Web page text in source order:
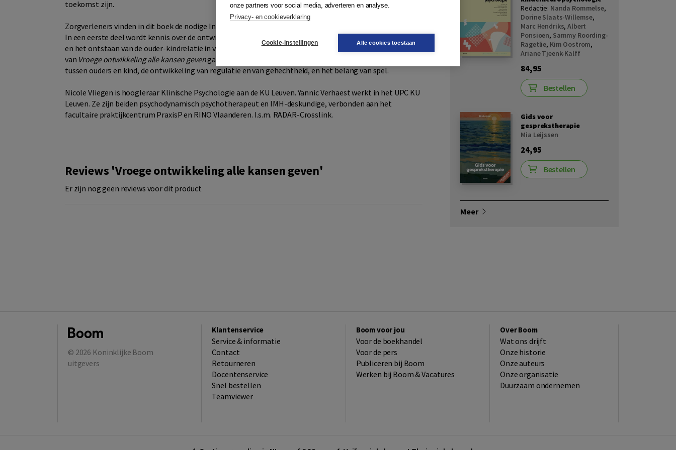
toekomst zijn.
Zorgverleners vinden in dit boek de nodige Infant Mental Health-kennis en praktische handvatten terug.
In een eerste deel wordt kennis over de ontwikkeling van jonge kinderen, uitdagingen van het ouderschap
en het ontstaan van de ouder-kindrelatie in verschillende omstandigheden aangereikt. Het praktijkdeel
van Vroege ontwikkeling alle kansen gevengaat verder in op thema’s als ouderschap, de vroege relatie
tussen ouders en kind, de ontwikkeling van regulatie en van gehechtheid, en het belang van spel.
Nicole Vliegen is hoogleraar Klinische Psychologie aan de KU Leuven. Yannic Verhaest werkt in het UPC KU
Leuven. Ze zijn beiden psychodynamisch psychotherapeut en IMH-deskundige, verbonden aan het
facultaire praktijkcentrum PraxisP en RINO Vlaanderen. I.s.m. RADAR-Crosslink.
Reviews 'Vroege ontwikkeling alle kansen geven'
Er zijn nog geen reviews voor dit product
Redactie: Nanda Rommelse,
Dorine Slaats-Willemse,
Marc Hendriks,Albert
Ponsioen, Sammy Roording-
Ragetlie, Kim Oostrom,
Ariane Tjeenk-Kalff
84,95
Bestellen
Gids voor
gesprekstherapie
Mia Leijssen
24,95
Bestellen
Meer
© 2026 Koninklijke Boom
uitgevers
Klantenservice
Service & informatie
Contact
Retourneren
Docentenservice
Snel bestellen
Teamviewer
Boom voor jou
Voor de boekhandel
Voor de pers
Publiceren bij Boom
Werken bij Boom & Vacatures
Over Boom
Wat ons drijft
Onze historie
Onze auteurs
Onze organisatie
Duurzaam ondernemen
onze partners voor social media, adverteren en analyse.
Privacy- en cookieverklaring
Cookie-instellingen Alle cookies toestaan